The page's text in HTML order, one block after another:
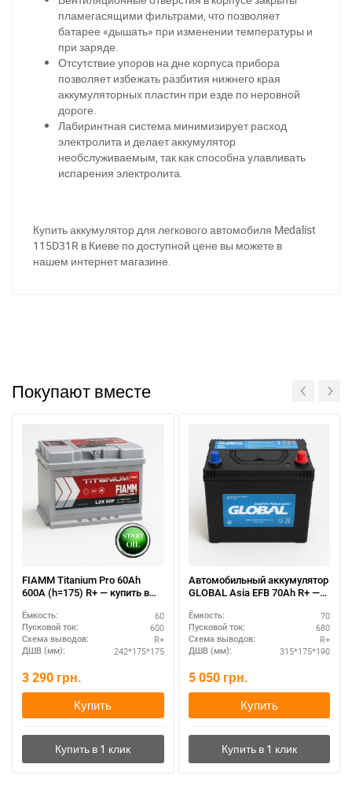
пламегасящими фильтрами, что позволяет
батарее «дышать» при изменении температуры и
при заряде.
Отсутствие упоров на дне корпуса прибора
позволяет избежать разбития нижнего края
аккумуляторных пластин при езде по неровной
дороге.
Лабиринтная система минимизирует расход
электролита и делает аккумулятор
необслуживаемым, так как способна улавливать
испарения электролита.
Купить аккумулятор для легкового автомобиля Medalist
115D31R в Киеве по доступной цене вы можете в
нашем интернет магазине.
Покупают вместе
FIAMM Titanium Pro 60Ah
600A (h=175) R+ — купить в
Ёмкость: 60
Пусковой ток: 600
Схема выводов: R+
ДШВ (мм): 242*175*175
3 290 грн.
Купить
Автомобильный аккумулятор
GLOBAL Asia EFB 70Ah R+ —
Ёмкость: 70
Пусковой ток: 680
Схема выводов: R+
ДШВ (мм): 315*175*190
5 050 грн.
Купить
Telegram (093) 600-51-11
Написать в Viber